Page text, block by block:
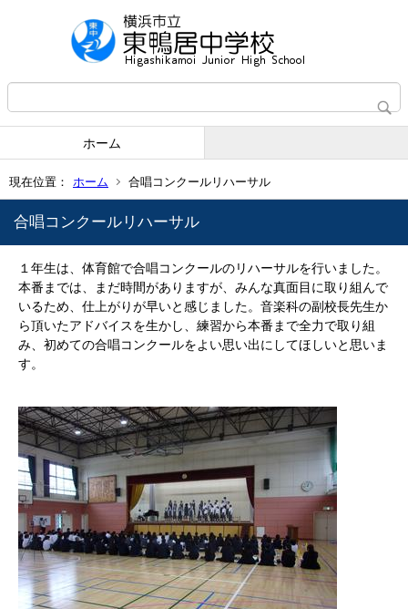
ホーム
現在位置： ホーム 合唱コンクールリハーサル
合唱コンクールリハーサル
１年生は、体育館で合唱コンクールのリハーサルを行いました。
本番までは、まだ時間がありますが、みんな真面目に取り組んで
いるため、仕上がりが早いと感じました。音楽科の副校長先生か
ら頂いたアドバイスを生かし、練習から本番まで全力で取り組
み、初めての合唱コンクールをよい思い出にしてほしいと思いま
す。